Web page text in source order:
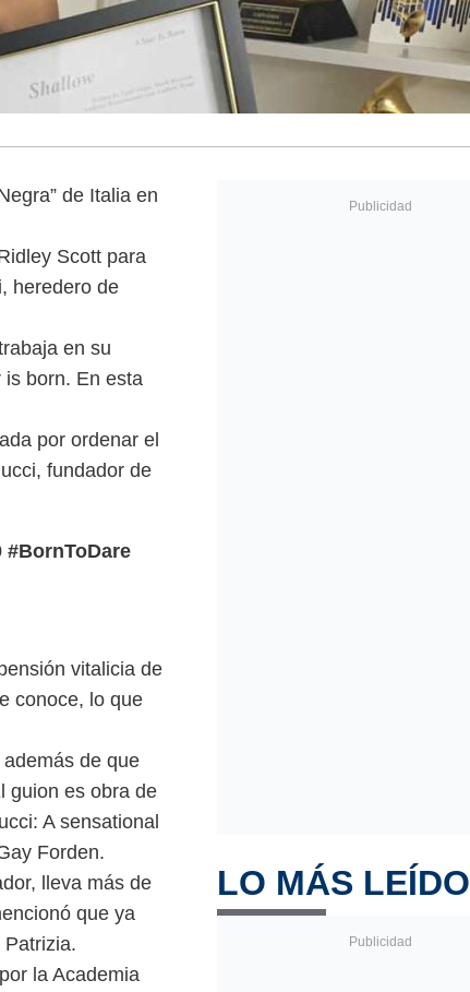
de Italia en
Scott para
heredero de
en su
born. En esta
por ordenar el
fundador de
#BornToDare
vitalicia de
conoce, lo que
de que
guion es obra de
A sensational
Forden.
lleva más de
que ya
la Academia
LO MÁS LEÍDO